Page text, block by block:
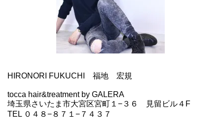
HIRONORI FUKUCHI 福地 宏規
tocca hair&treatment by GALERA
埼玉県さいたま市大宮区宮町１−３６ 見留ビル４F
TEL ０４８−８７１−７４３７